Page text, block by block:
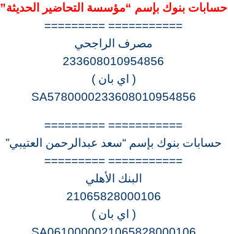
حسابات بنوك بإسم “مؤسسة التحاضير الحديثة”
=========== =========
مصرف الراجحي
233608010954856
( اي بان )
SA5780000233608010954856
=========== =========
حسابات بنوك بإسم “سعد عبدالرحمن العتيبي”
=========== =========
البنك الأهلي
21065828000106
( اي بان )